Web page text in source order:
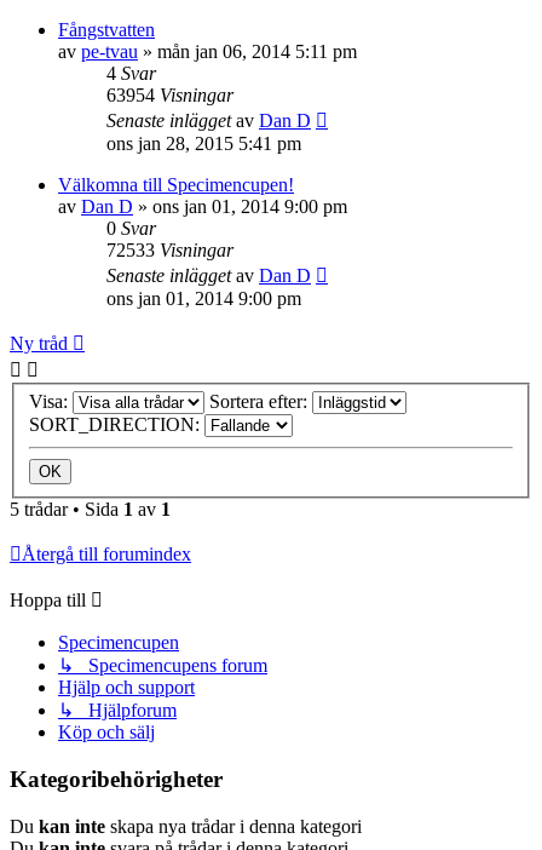
Fångstvatten
av pe-tvau » mån jan 06, 2014 5:11 pm
4 Svar
63954 Visningar
Senaste inläggetav Dan D
ons jan 28, 2015 5:41 pm
Välkomna till Specimencupen!
av Dan D » ons jan 01, 2014 9:00 pm
0 Svar
72533 Visningar
Senaste inläggetav Dan D
ons jan 01, 2014 9:00 pm
Ny tråd
Visa:
Sortera efter:
SORT_DIRECTION:
5 trådar • Sida 1 av 1
Återgå till forumindex
Hoppa till
Specimencupen
↳ Specimencupens forum
Hjälp och support
↳ Hjälpforum
Köp och sälj
Kategoribehörigheter
Du kan inte skapa nya trådar i denna kategori